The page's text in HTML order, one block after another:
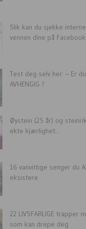
Slik kan du sjekke
vennen dine på
Test deg selv her: – Er
AVHENGIG ?
Øystein (25 år) og
ekte kjærlighet...
16 vanvittige senger du
eksistere
22 LIVSFARLIGE trapper
som kan drepe deg